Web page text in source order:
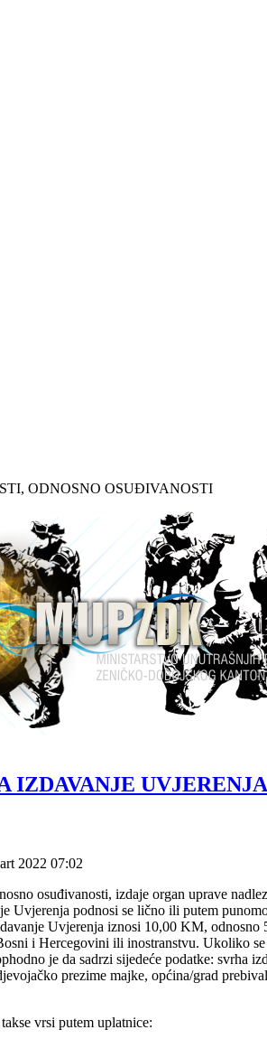
ODNOSNO OSUĐIVANOSTI
IZDAVANJE
2022 07:02
osuđivanosti, izdaje organ uprave
Uvjerenja podnosi se lično ili putem
Uvjerenja iznosi 10,00 KM,
i Hercegovini ili inostranstvu. Ukoliko
je da sadrzi sijedeće podatke: svrha
prezime majke, općina/grad
vrsi putem uplatnice: